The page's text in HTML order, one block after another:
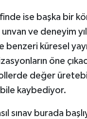
ise başka bir
ve deneyim
benzeri küresel
öne
değer
kaybediyor.
sınav burada